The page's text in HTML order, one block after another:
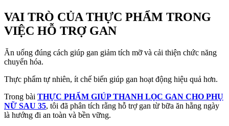
VAI TRÒ CỦA THỰC PHẨM TRONG
VIỆC HỖ TRỢ GAN
Ăn uống đúng cách giúp gan giảm tích mỡ và cải thiện chức năng
chuyển hóa.
Thực phẩm tự nhiên, ít chế biến giúp gan hoạt động hiệu quả hơn.
Trong bài THỰC PHẨM GIÚP THANH LỌC GAN CHO PHỤ
NỮ SAU 35, tôi đã phân tích rằng hỗ trợ gan từ bữa ăn hằng ngày
là hướng đi an toàn và bền vững.